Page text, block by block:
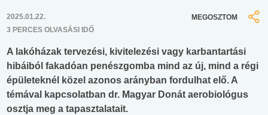
2025.01.22.
3 PERCES OLVASÁSI IDŐ
MEGOSZTOM
A lakóházak tervezési, kivitelezési vagy karbantartási
hibáiból fakadóan penészgomba mind az új, mind a régi
épületeknél közel azonos arányban fordulhat elő. A
témával kapcsolatban dr. Magyar Donát aerobiológus
osztja meg a tapasztalatait.